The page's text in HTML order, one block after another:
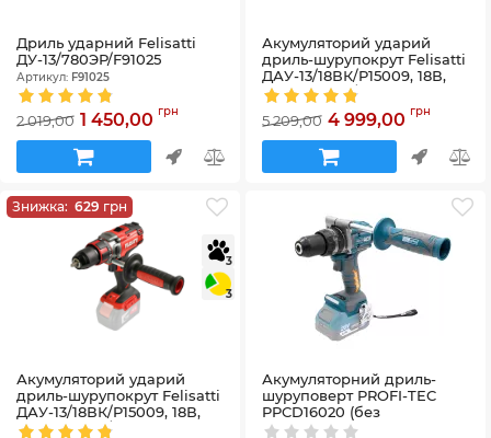
Дриль ударний Felisatti
ДУ-13/780ЭР/F91025
Артикул: F91025
2 019,00 1 450,00 грн
Акумуляторий ударий
дриль-шурупокрут Felisatti
ДАУ-13/18ВК/P15009, 18В,
450-1700 об/хв, 65 Нм (АКБ
4А. ЗП)
Артикул:P15009
5 209,00 4 999,00 грн
Знижка: 629 грн
3
3
Акумуляторий ударий
дриль-шурупокрут Felisatti
ДАУ-13/18ВК/P15009, 18В,
450-1700 об/хв, 65 Нм (без
Акумуляторний дриль-
шуруповерт PROFI-TEC
PPCD16020 (без
акумулятора та зарядного